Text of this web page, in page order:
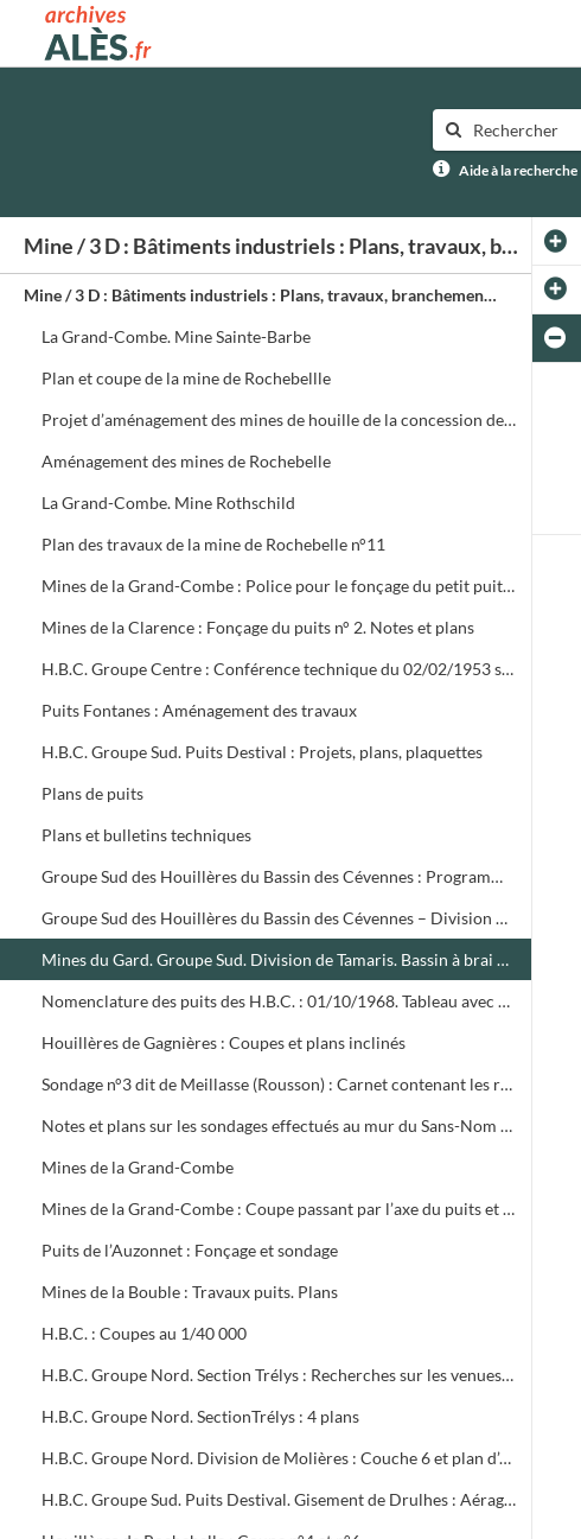
Archives municipales d'Alès
Aide à la recherche
Mine / 3 D : Bâtiments industriels : Plans, travaux, branchements eau, électricité, gaz
Mine / 3 D : Bâtiments industriels : Plans, travaux, branchements eau, électricité, gaz
La Grand-Combe. Mine Sainte-Barbe
Plan et coupe de la mine de Rochebellle
Projet d’aménagement des mines de houille de la concession de Rochebelle, travaux à exécuter : Rapport Beaunier
Aménagement des mines de Rochebelle
La Grand-Combe. Mine Rothschild
Plan des travaux de la mine de Rochebelle n°11
Mines de la Grand-Combe : Police pour le fonçage du petit puits de la Minette : 06/09/1875. Résumé du sondage de Ricard : Juillet-Septembre 1881
Mines de la Clarence : Fonçage du puits n° 2. Notes et plans
H.B.C. Groupe Centre : Conférence technique du 02/02/1953 sur le puits des Oules n°2. Calque coupe géologique du puits des Oules (25/04/1913)
Puits Fontanes : Aménagement des travaux
H.B.C. Groupe Sud. Puits Destival : Projets, plans, plaquettes
Plans de puits
Plans et bulletins techniques
Groupe Sud des Houillères du Bassin des Cévennes : Programme des travaux neufs
Groupe Sud des Houillères du Bassin des Cévennes – Division de Saint –Martin. Essai de dépilage chassant en tranche horizontale. Couche Marthe, plan Cabane
Mines du Gard. Groupe Sud. Division de Tamaris. Bassin à brai de Fontanes. Etat des lieux
Nomenclature des puits des H.B.C. : 01/10/1968. Tableau avec observations sur les remblayages : 1969-1975
Houillères de Gagnières : Coupes et plans inclinés
Sondage n°3 dit de Meillasse (Rousson) : Carnet contenant les relévés journaliers de la Société de Recherches du Midi (03/06/1900-06/09/1903), plan (30/08/1917) et courrier (1920-1932)
Notes et plans sur les sondages effectués au mur du Sans-Nom montagne Sainte-Barbe
Mines de la Grand-Combe
Mines de la Grand-Combe : Coupe passant par l’axe du puits et sondage de Malbosc, des sondages n°4 et 3, du puits de Laval, du sondage n°17 et du puits d’aérage du Mas-Dieu
Puits de l’Auzonnet : Fonçage et sondage
Mines de la Bouble : Travaux puits. Plans
H.B.C. : Coupes au 1/40 000
H.B.C. Groupe Nord. Section Trélys : Recherches sur les venues d’eau dans les travaux du puits Pisani, par J. Louis ingénieur civil des mines
H.B.C. Groupe Nord. SectionTrélys : 4 plans
H.B.C. Groupe Nord. Division de Molières : Couche 6 et plan d’ensemble des travaux du fond
H.B.C. Groupe Sud. Puits Destival. Gisement de Drulhes : Aérage au quartier de Drulhes